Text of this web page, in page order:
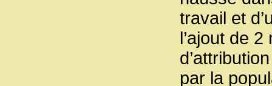
travail et
l’ajout de
par la